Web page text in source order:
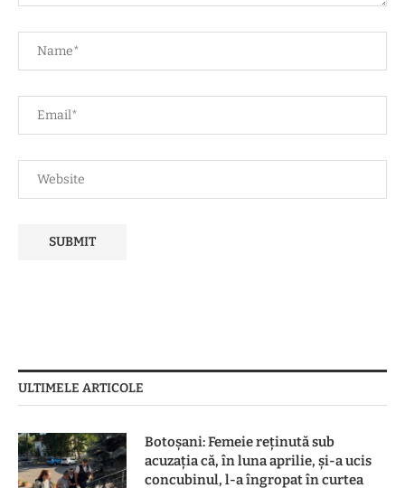
ULTIMELE ARTICOLE
Botoşani: Femeie reţinută sub
acuzaţia că, în luna aprilie, şi-a ucis
concubinul, l-a îngropat în curtea